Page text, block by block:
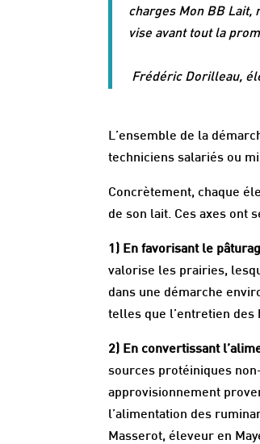
charges Mon BB Lait,
vise avant tout la
Frédéric Dorilleau,
L’ensemble de la
techniciens salariés ou
Concrètement, chaque
de son lait. Ces axes ont
1) En favorisant le
valorise les prairies,
dans une démarche
telles que l’entretien des
2) En convertissant
sources protéiniques
approvisionnement
l’alimentation des
Masserot, éleveur en